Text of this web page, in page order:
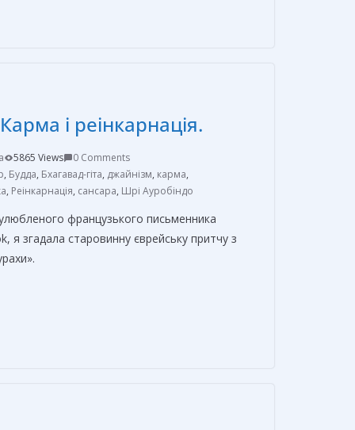
і реінкарнація.
5865 Views
0 Comments
, Будда, Бхагавад-гіта, джайнізм, карма,
, Реінкарнація, сансара, Шрі Ауробіндо
французького письменника
я згадала старовинну єврейську притчу з